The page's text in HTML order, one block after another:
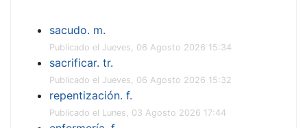
sacudo. m.
Publicado el Jueves, 06 Agosto 2026 15:34
sacrificar. tr.
Publicado el Jueves, 06 Agosto 2026 15:32
repentización. f.
Publicado el Lunes, 03 Agosto 2026 17:44